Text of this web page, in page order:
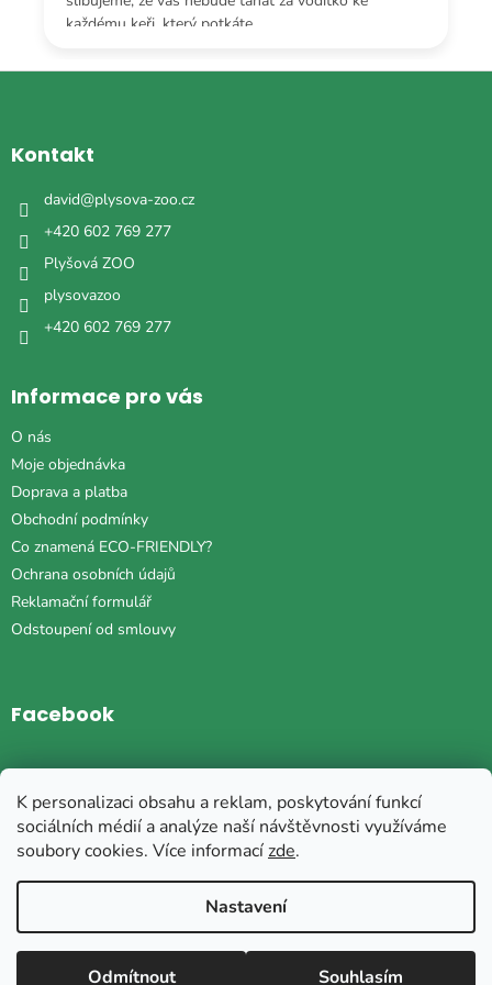
K personalizaci obsahu a reklam, poskytování funkcí
sociálních médií a analýze naší návštěvnosti využíváme
soubory cookies. Více informacízde.
Nastavení
Odmítnout Souhlasím
každému keři, který potkáte.
Z
aKontakt
david@plysova-zoo.cz
+420 602 769 277
Plyšová ZOO
plysovazoo
+420 602 769 277
Informace pro vás
O nás
Moje objednávka
Doprava a platba
Obchodní podmínky
Co znamená ECO-FRIENDLY?
Ochrana osobních údajů
Reklamační formulář
Odstoupení od smlouvy
Facebook
Instagram
Copyright 2026Plyšová ZOO. Všechna práva vyhrazena.Upravit